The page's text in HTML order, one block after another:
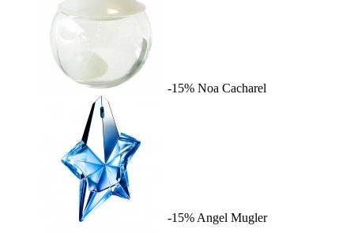
-15% Noa Cacharel
-15% Angel Mugler